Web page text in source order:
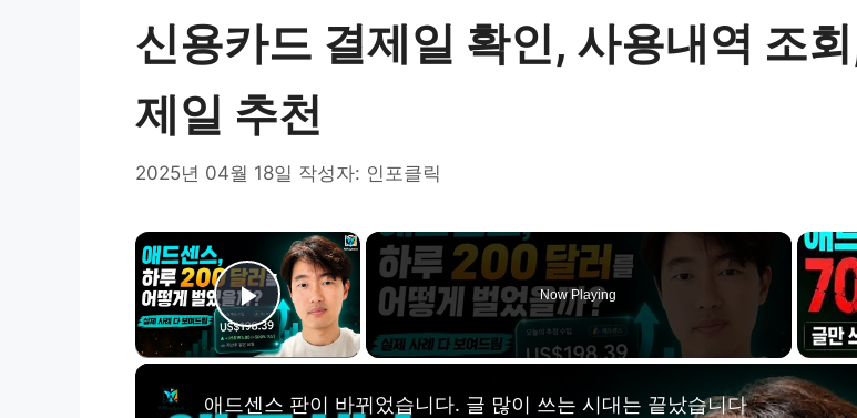
신용카드 결제일 확인, 사용내역 조
제일 추천
2025년 04월 18일 작성자: 인포클릭
×
Play Video
Now Playing
애드센스 판이 바뀌었습니다. 글 많이 쓰는 시대는 끝났습니다